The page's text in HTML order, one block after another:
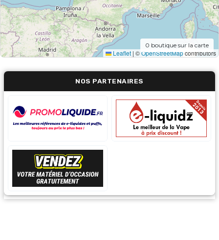
Leaflet | ©OpenStreetMapcontributors
0 boutique sur la carte
NOS PARTENAIRES